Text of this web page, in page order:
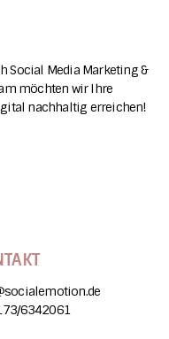
Social Media Marketing &
möchten wir Ihre
nachhaltig erreichen!
6342061